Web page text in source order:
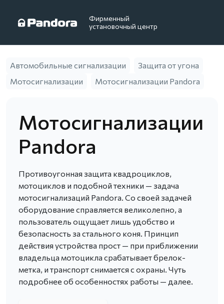
Фирменный
установочный центр
Автомобильные сигнализации
Защита от угона
Мотосигнализации
Мотосигнализации Pandora
Мотосигнализации
Pandora
Противоугонная защита квадроциклов,
мотоциклов и подобной техники — задача
мотосигнализаций Pandora. Со своей задачей
оборудование справляется великолепно, а
пользователь ощущает лишь удобство и
безопасность за стального коня. Принцип
действия устройства прост — при приближении
владельца мотоцикла срабатывает брелок-
метка, и транспорт снимается с охраны. Чуть
подробнее об особенностях работы — далее.